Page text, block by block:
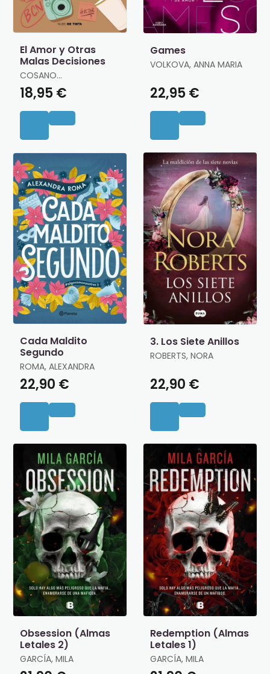
El Amor y Otras
Malas Decisiones
COSANO
(@PSICOCIEY), MIREIA
18,95 €
Games
VOLKOVA, ANNA MARIA
22,95 €
Cada Maldito
Segundo
ROMA, ALEXANDRA
22,90 €
3. Los Siete Anillos
ROBERTS, NORA
22,90 €
Obsession (Almas
Letales 2)
GARCÍA, MILA
Redemption (Almas
Letales 1)
GARCÍA, MILA